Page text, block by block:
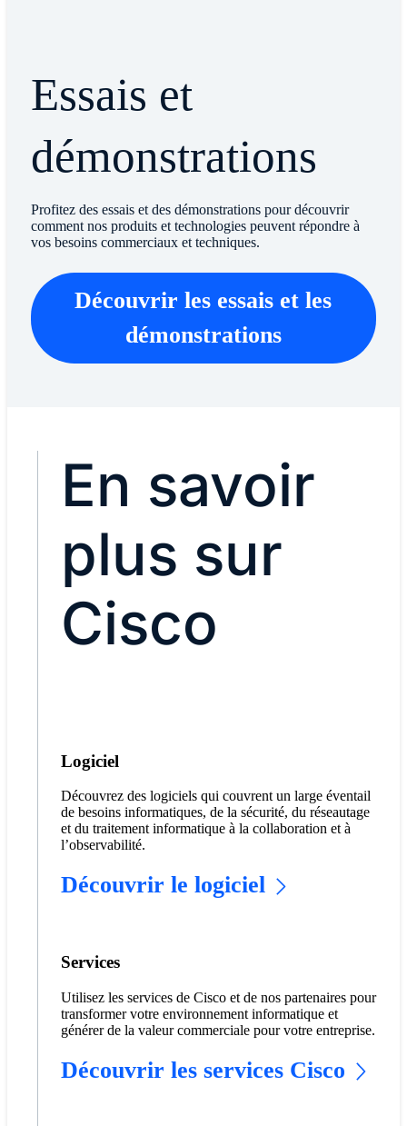
Essais et
démonstrations
Profitez des essais et des démonstrations pour découvrir
comment nos produits et technologies peuvent répondre à
vos besoins commerciaux et techniques.
Découvrir les essais et les
démonstrations
En savoir
plus sur
Cisco
Logiciel
Découvrez des logiciels qui couvrent un large éventail
de besoins informatiques, de la sécurité, du réseautage
et du traitement informatique à la collaboration et à
l’observabilité.
Découvrir le logiciel
Services
Utilisez les services de Cisco et de nos partenaires pour
transformer votre environnement informatique et
générer de la valeur commerciale pour votre entreprise.
Découvrir les services Cisco